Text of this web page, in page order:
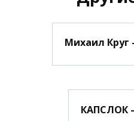
Михаил
КАПСЛОК